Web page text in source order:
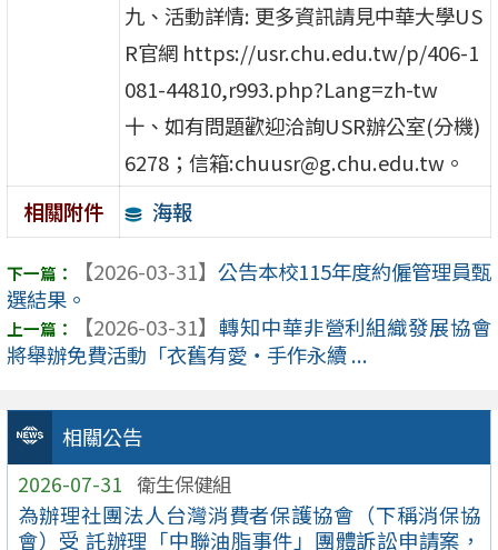
相關公告
2026-07-31 衛生保健組
為辦理社團法人台灣消費者保護協會（下稱消保協
會）受 託辦理「中聯油脂事件」團體訴訟申請案，
九、活動詳情: 更多資訊請見中華大學US
R官網 https://usr.chu.edu.tw/p/406-1
081-44810,r993.php?Lang=zh-tw
十、如有問題歡迎洽詢USR辦公室(分機)
6278；信箱:chuusr@g.chu.edu.tw。
相關附件
海報
【2026-03-31】 公告本校115年度約僱管理員甄
選結果。
【2026-03-31】 轉知中華非營利組織發展協會
將舉辦免費活動「衣舊有愛・手作永續 ...